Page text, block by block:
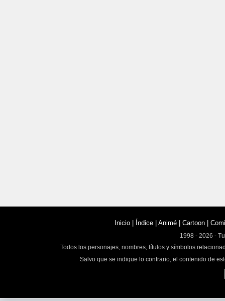
Inicio Índice Animé Cartoon
1998 - 2026 -
Todos los personajes, nombres, títulos y símbolos
Salvo que se indique lo contrario, el contenido de